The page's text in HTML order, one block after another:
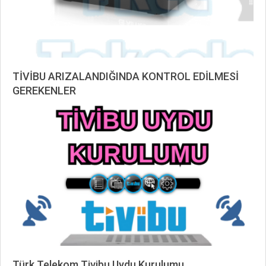
TİVİBU ARIZALANDIĞINDA KONTROL EDİLMESİ
GEREKENLER